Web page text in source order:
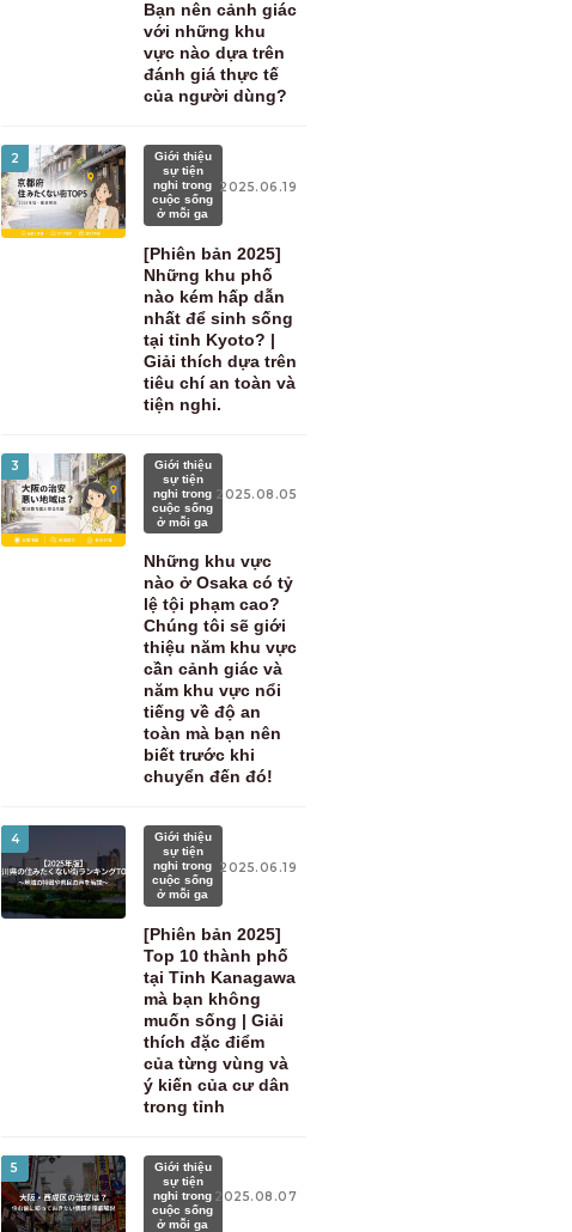
Bạn nên cảnh giác
với những khu
vực nào dựa trên
đánh giá thực tế
của người dùng?
2
Giới thiệu
sự tiện
nghi trong
cuộc sống
ở mỗi ga
2025.06.19
[Phiên bản 2025]
Những khu phố
nào kém hấp dẫn
nhất để sinh sống
tại tỉnh Kyoto? |
Giải thích dựa trên
tiêu chí an toàn và
tiện nghi.
3
Giới thiệu
sự tiện
nghi trong
cuộc sống
ở mỗi ga
2025.08.05
Những khu vực
nào ở Osaka có tỷ
lệ tội phạm cao?
Chúng tôi sẽ giới
thiệu năm khu vực
cần cảnh giác và
năm khu vực nổi
tiếng về độ an
toàn mà bạn nên
biết trước khi
chuyển đến đó!
4
Giới thiệu
sự tiện
nghi trong
cuộc sống
ở mỗi ga
2025.06.19
[Phiên bản 2025]
Top 10 thành phố
tại Tỉnh Kanagawa
mà bạn không
muốn sống | Giải
thích đặc điểm
của từng vùng và
ý kiến ​​của cư dân
trong tỉnh
5
Giới thiệu
sự tiện
nghi trong
cuộc sống
ở mỗi ga
2025.08.07